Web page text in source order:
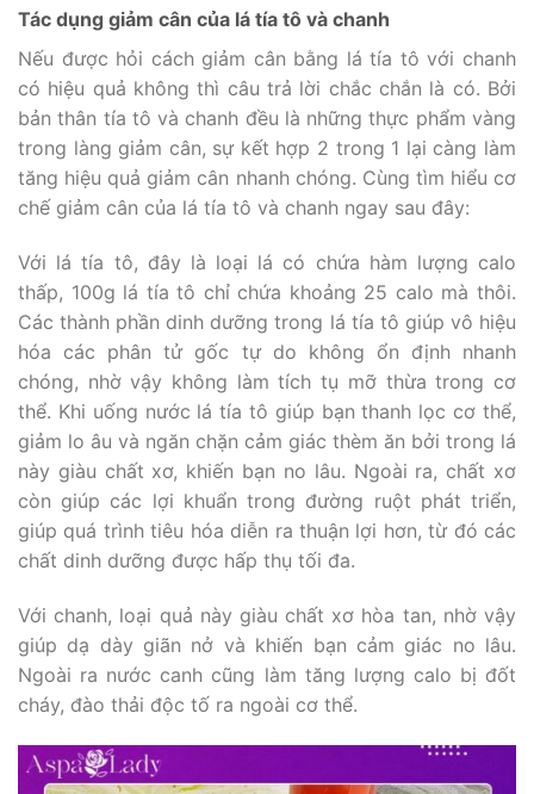
Tác dụng giảm cân của lá tía tô và chanh
Nếu được hỏi cách giảm cân bằng lá tía tô với chanh
có hiệu quả không thì câu trả lời chắc chắn là có. Bởi
bản thân tía tô và chanh đều là những thực phẩm vàng
trong làng giảm cân, sự kết hợp 2 trong 1 lại càng làm
tăng hiệu quả giảm cân nhanh chóng. Cùng tìm hiểu cơ
chế giảm cân của lá tía tô và chanh ngay sau đây:
Với lá tía tô, đây là loại lá có chứa hàm lượng calo
thấp, 100g lá tía tô chỉ chứa khoảng 25 calo mà thôi.
Các thành phần dinh dưỡng trong lá tía tô giúp vô hiệu
hóa các phân tử gốc tự do không ổn định nhanh
chóng, nhờ vậy không làm tích tụ mỡ thừa trong cơ
thể. Khi uống nước lá tía tô giúp bạn thanh lọc cơ thể,
giảm lo âu và ngăn chặn cảm giác thèm ăn bởi trong lá
này giàu chất xơ, khiến bạn no lâu. Ngoài ra, chất xơ
còn giúp các lợi khuẩn trong đường ruột phát triển,
giúp quá trình tiêu hóa diễn ra thuận lợi hơn, từ đó các
chất dinh dưỡng được hấp thụ tối đa.
Với chanh, loại quả này giàu chất xơ hòa tan, nhờ vậy
giúp dạ dày giãn nở và khiến bạn cảm giác no lâu.
Ngoài ra nước canh cũng làm tăng lượng calo bị đốt
cháy, đào thải độc tố ra ngoài cơ thể.